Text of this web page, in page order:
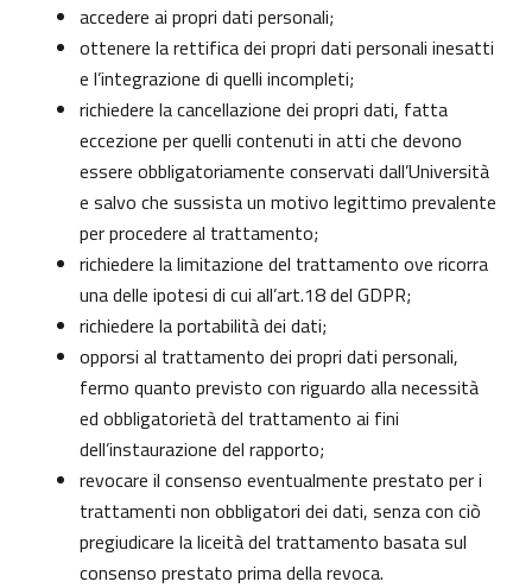
accedere ai propri dati personali;
ottenere la rettifica dei propri dati personali inesatti
e l’integrazione di quelli incompleti;
richiedere la cancellazione dei propri dati, fatta
eccezione per quelli contenuti in atti che devono
essere obbligatoriamente conservati dall’Università
e salvo che sussista un motivo legittimo prevalente
per procedere al trattamento;
richiedere la limitazione del trattamento ove ricorra
una delle ipotesi di cui all’art.18 del GDPR;
richiedere la portabilità dei dati;
opporsi al trattamento dei propri dati personali,
fermo quanto previsto con riguardo alla necessità
ed obbligatorietà del trattamento ai fini
dell’instaurazione del rapporto;
revocare il consenso eventualmente prestato per i
trattamenti non obbligatori dei dati, senza con ciò
pregiudicare la liceità del trattamento basata sul
consenso prestato prima della revoca.